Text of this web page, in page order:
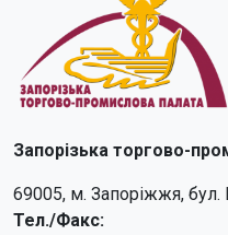
Запорізька торгово-
69005, м. Запоріжжя, бул.
Тел./Факс: